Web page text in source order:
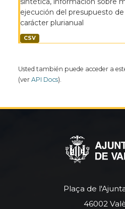
ejecución del presupuesto
carácter plurianual
CSV
Usted también puede acceder a
(ver API Docs).
Plaça de
46002